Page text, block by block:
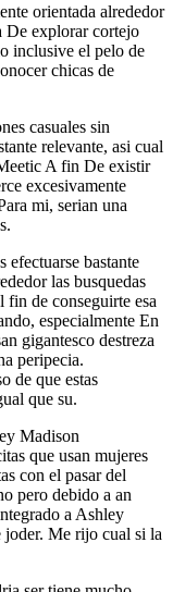
orientada alrededor
De explorar cortejo
inclusive el pelo de
chicas de
casuales sin
relevante, asi cual
A fin De existir
excesivamente
mi, seri­an una
efectuarse bastante
las busquedas
fin de conseguirte esa
especialmente En
gigantesco destreza
peripecia.
de que estas
que su.
Madison
que usan mujeres
con el pasar del
pero debido a an
a Ashley
joder. Me rijo cual si la